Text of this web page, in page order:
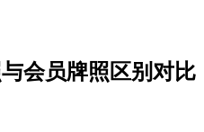
会员牌照区别对比